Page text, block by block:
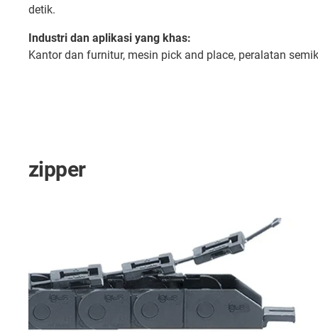
detik.
Industri dan aplikasi yang khas:
Kantor dan furnitur, mesin pick and place, peralatan
zipper